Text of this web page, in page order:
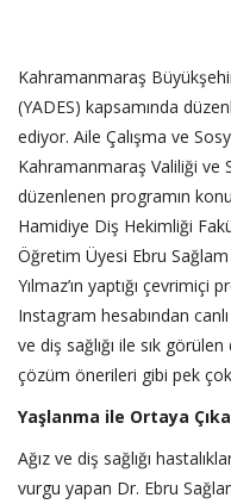
Kahramanmaraş
(YADES) kapsamında
ediyor. Aile Çalışma ve
Kahramanmaraş Valiliği ve
düzenlenen programın
Hamidiye Diş Hekimliği
Öğretim Üyesi Ebru
Yılmaz’ın yaptığı
Instagram hesabından
ve diş sağlığı ile sık
çözüm önerileri gibi pek
Yaşlanma ile Ortaya
Ağız ve diş sağlığı
vurgu yapan Dr. Ebru